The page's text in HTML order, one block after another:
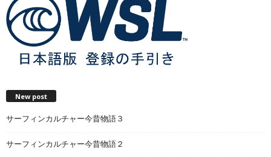
New post
サーフィンカルチャー今昔物語３
サーフィンカルチャー今昔物語２